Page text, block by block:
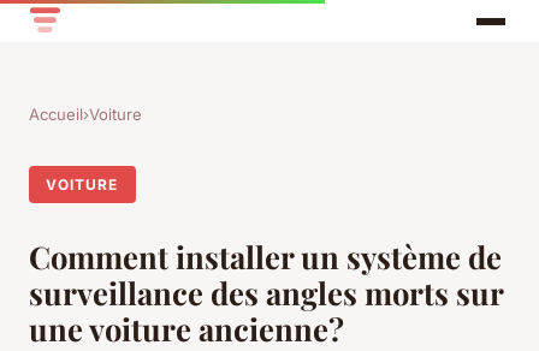
Accueil›Voiture
VOITURE
Comment installer un système de
surveillance des angles morts sur
une voiture ancienne?